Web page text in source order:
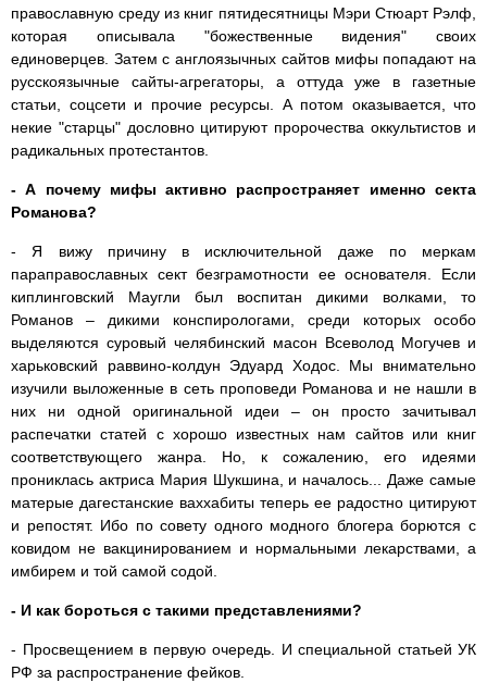
православную среду из книг пятидесятницы Мэри Стюарт Рэлф,
которая описывала "божественные видения" своих
единоверцев. Затем с англоязычных сайтов мифы попадают на
русскоязычные сайты-агрегаторы, а оттуда уже в газетные
статьи, соцсети и прочие ресурсы. А потом оказывается, что
некие "старцы" дословно цитируют пророчества оккультистов и
радикальных протестантов.
- А почему мифы активно распространяет именно секта
Романова?
- Я вижу причину в исключительной даже по меркам
параправославных сект безграмотности ее основателя. Если
киплинговский Маугли был воспитан дикими волками, то
Романов – дикими конспирологами, среди которых особо
выделяются суровый челябинский масон Всеволод Могучев и
харьковский раввино-колдун Эдуард Ходос. Мы внимательно
изучили выложенные в сеть проповеди Романова и не нашли в
них ни одной оригинальной идеи – он просто зачитывал
распечатки статей с хорошо известных нам сайтов или книг
соответствующего жанра. Но, к сожалению, его идеями
прониклась актриса Мария Шукшина, и началось... Даже самые
матерые дагестанские ваххабиты теперь ее радостно цитируют
и репостят. Ибо по совету одного модного блогера борются с
ковидом не вакцинированием и нормальными лекарствами, а
имбирем и той самой содой.
- И как бороться с такими представлениями?
- Просвещением в первую очередь. И специальной статьей УК
РФ за распространение фейков.